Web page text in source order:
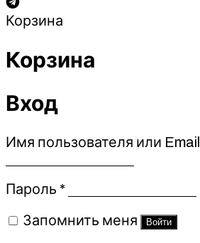
Корзина
Корзина
Вход
Имя пользователя или Email
Пароль *Обязательно
Запомнить меня Войти